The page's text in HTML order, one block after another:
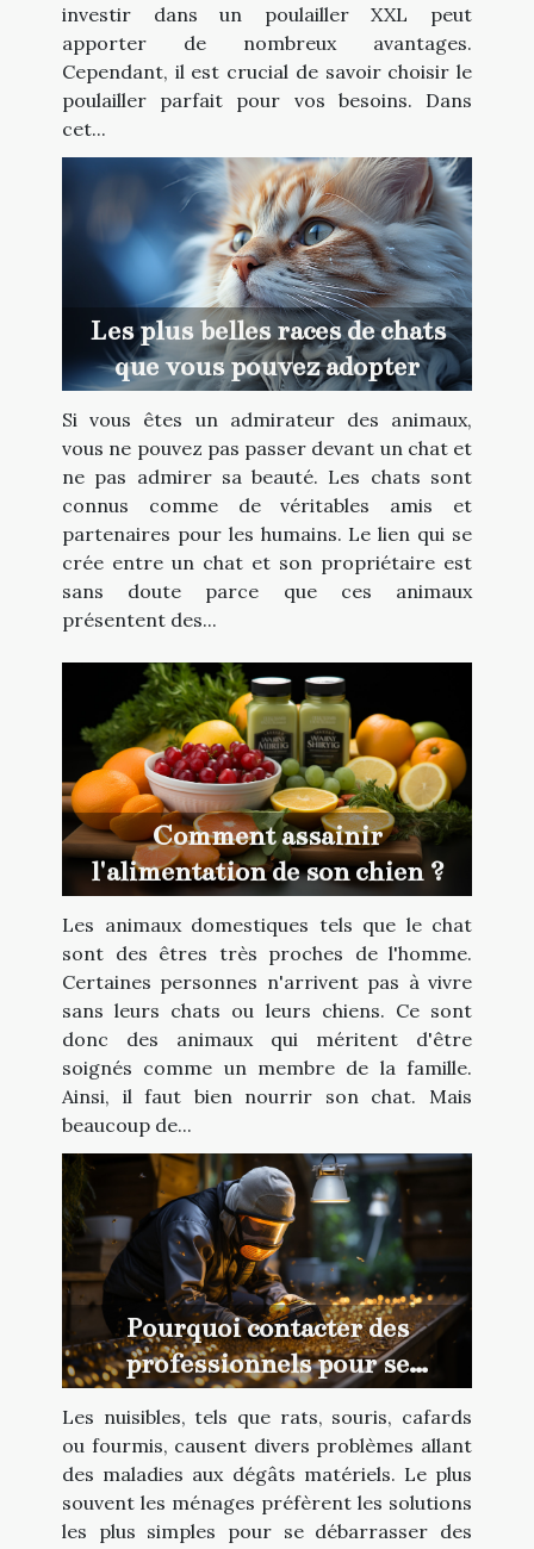
investir dans un poulailler XXL peut
apporter de nombreux avantages.
Cependant, il est crucial de savoir choisir le
poulailler parfait pour vos besoins. Dans
cet...
Les plus belles races de chats
que vous pouvez adopter
Si vous êtes un admirateur des animaux,
vous ne pouvez pas passer devant un chat et
ne pas admirer sa beauté. Les chats sont
connus comme de véritables amis et
partenaires pour les humains. Le lien qui se
crée entre un chat et son propriétaire est
sans doute parce que ces animaux
présentent des...
Comment assainir
l'alimentation de son chien ?
Les animaux domestiques tels que le chat
sont des êtres très proches de l'homme.
Certaines personnes n'arrivent pas à vivre
sans leurs chats ou leurs chiens. Ce sont
donc des animaux qui méritent d'être
soignés comme un membre de la famille.
Ainsi, il faut bien nourrir son chat. Mais
beaucoup de...
Pourquoi contacter des
professionnels pour se
débarrasser des nuisibles ?
Les nuisibles, tels que rats, souris, cafards
ou fourmis, causent divers problèmes allant
des maladies aux dégâts matériels. Le plus
souvent les ménages préfèrent les solutions
les plus simples pour se débarrasser des